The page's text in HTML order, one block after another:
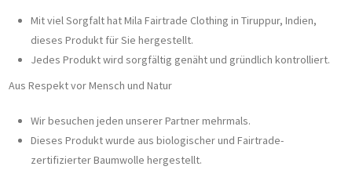
Mit viel Sorgfalt hat Mila Fairtrade Clothing in Tiruppur, Indien,
dieses Produkt für Sie hergestellt.
Jedes Produkt wird sorgfältig genäht und gründlich kontrolliert.
Aus Respekt vor Mensch und Natur
Wir besuchen jeden unserer Partner mehrmals.
Dieses Produkt wurde aus biologischer und Fairtrade-
zertifizierter Baumwolle hergestellt.